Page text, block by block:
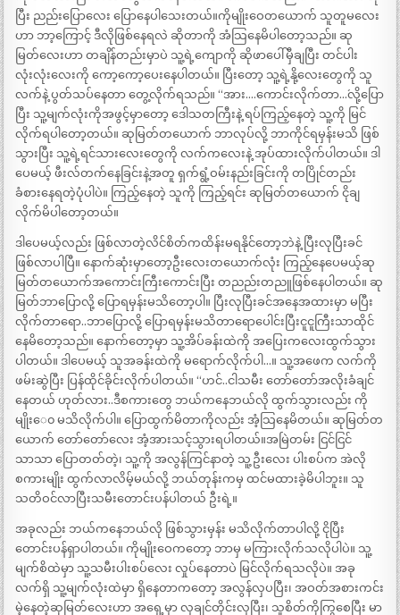
ပြီး ညည်းပြောလေး ပြောနေပါသေးတယ်။ကိုမျိုးဝေတယောက် သူတူမလေး
ဟာ ဘာ့ကြောင့် ဒီလိုဖြစ်နေရလဲ ဆိုတာကို အံသြနေမိပါတော့သည်။ ဆု
မြတ်လေးဟာ တချိန်တည်းမှာပဲ သူ့ရဲ့ကျောကို ဆိုဖာပေါ်မှီချပြီး တင်ပါး
လုံးလုံးလေးကို ကော့ကော့ပေးနေပါတယ်။ ပြီးတော့ သူ့ရဲ့နို့လေးတွေကို သူ
လက်နဲ့ ပွတ်သပ်နေတာ တွေ့လိုက်ရသည်။ “အား….ကောင်းလိုက်တာ…´လို့ပြော
ပြီး သူ့မျက်လုံးကိုအဖွင့်မှာတော့ ဒေါသတကြီးနဲ့ ရပ်ကြည့်နေတဲ့ သူ့ကို မြင်
လိုက်ရပါတော့တယ်။ ဆုမြတ်တယောက် ဘာလုပ်လို့ ဘာကိုင်ရမှန်းမသိ ဖြစ်
သွားပြီး သူ့ရဲ့ရင်သားလေးတွေကို လက်ကလေးနဲ့ အုပ်ထားလိုက်ပါတယ်။ ဒါ
ပေမယ့် ဖီးလ်တက်နေခြင်းနဲ့အတူ ရှက်ရွံ့ဝမ်းနည်းခြင်းကို တပြိုင်တည်း
ခံစားနေရတဲ့ပုံပါပဲ။ ကြည့်နေတဲ့ သူကို ကြည့်ရင်း ဆုမြတ်တယောက် ငိုချ
လိုက်မိပါတော့တယ်။
ဒါပေမယ့်လည်း ဖြစ်လာတဲ့လိင်စိတ်ကထိန်းမရနိုင်တော့ဘဲနဲ့ ပြီးလုပြီးခင်
ဖြစ်လာပါပြီ။ နောက်ဆုံးမှာတော့ဦးလေးတယောက်လုံး ကြည့်နေပေမယ့်ဆု
မြတ်တယောက်အကောင်းကြီးကောင်းပြီး တညည်းတညူဖြစ်နေပါတယ်။ ဆု
မြတ်ဘာပြောလို့ ပြောရမှန်းမသိတော့ပါ။ ပြီးလုပြီးခင်အနေအထားမှာ မပြီး
လိုက်တာရော..ဘာပြောလို့ ပြောရမှန်းမသိတာရောပေါင်းပြီးငူငူကြီးသာထိုင်
နေမိတော့သည်။ နောက်တော့မှာ သူ့အိပ်ခန်းထဲကို အပြေးကလေးထွက်သွား
ပါတယ်။ ဒါပေမယ့် သူအခန်းထဲကို မရောက်လိုက်ပါ…။ သူ့အဖေက လက်ကို
ဖမ်းဆွဲပြီး ပြန်ထိုင်ခိုင်းလိုက်ပါတယ်။ “ဟင်..ငါသမီး တော်တော်အလိုးခံချင်
နေတယ် ဟုတ်လား..ဒီစကားတွေ ဘယ်ကနေဘယ်လို ထွက်သွားလည်း ကို
မျိုးေ၀ မသိလိုက်ပါ။ ပြောထွက်မိတာကိုလည်း အံ့သြနေမိတယ်။ ဆုမြတ်တ
ယောက် တော်တော်လေး အံ့အားသင့်သွားရပါတယ်။အမြဲတမ်း ငြင်ငြင်
သာသာ ပြောတတ်တဲ့၊ သူ့ကို အလွန်ကြင်နာတဲ့ သူ့ဦးလေး ပါးစပ်က အဲလို
စကားမျိုး ထွက်လာလိမ့်မယ်လို့ ဘယ်တုန်းကမှ ထင်မထားခဲ့မိပါဘူး။ သူ
သတိဝင်လာပြီးသမီးတောင်းပန်ပါတယ် ဦးရဲ့။
အခုလည်း ဘယ်ကနေဘယ်လို ဖြစ်သွားမှန်း မသိလိုက်တာပါလို့ ငိုပြီး
တောင်းပန်ရှာပါတယ်။ ကိုမျိုးဝေကတော့ ဘာမှ မကြားလိုက်သလိုပါပဲ။ သူ့
မျက်စိထဲမှာ သူ့သမီးပါးစပ်လေး လှုပ်နေတာပဲ မြင်လိုက်ရသလိုပဲ။ အခု
လက်ရှိ သူ့မျက်လုံးထဲမှာ ရှိနေတာကတော့ အလွန်လှပပြီး၊ အဝတ်အစားကင်း
မဲ့နေတဲ့ဆုမြတ်လေးဟာ အရှေ့မှာ လှချင်တိုင်းလှပြီး၊ သူစိတ်ကိုကြွစေပြီး မာ